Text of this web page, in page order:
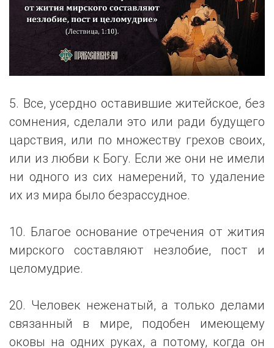
5. Все, усердно оставившие житейское, без
сомнения, сделали это или ради будущего
царствия, или по множеству грехов своих,
или из любви к Богу. Если же они не имели
ни одного из сих намерений, то удаление
их из мира было безрассудное.
10. Благое основание отречения от жития
мирского составляют незлобие, пост и
целомудрие.
20. Человек неженатый, а только делами
связанный в мире, подобен имеющему
оковы на одних руках, а потому, когда он